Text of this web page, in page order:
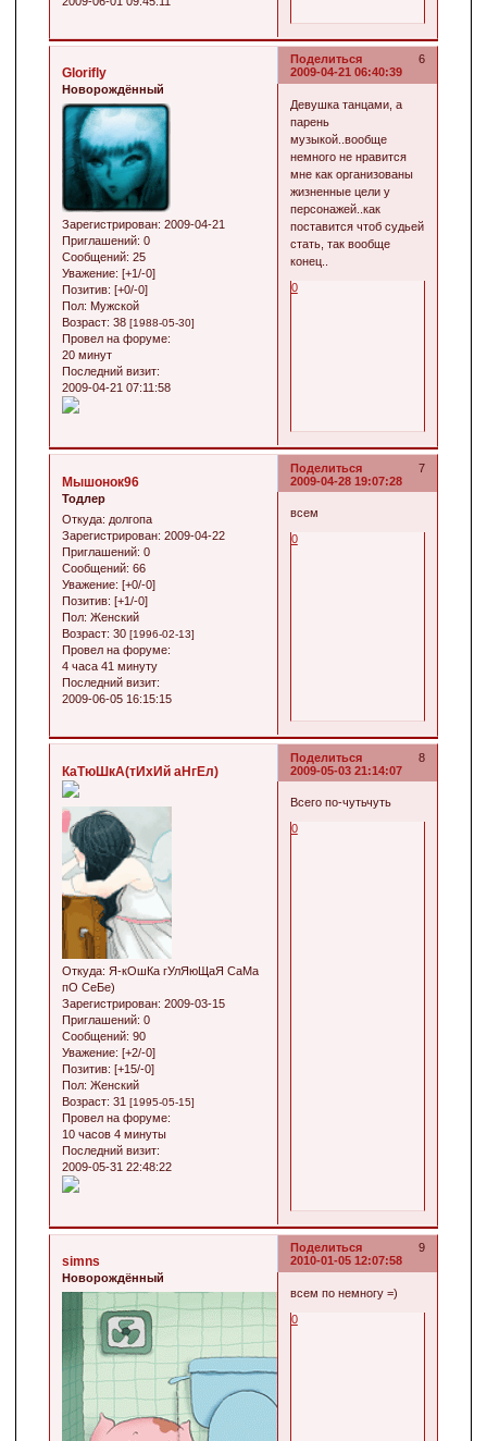
Поделиться
6
2009-04-21 06:40:39
Glorifly
Новорождённый
Зарегистрирован: 2009-04-21
Приглашений: 0
Сообщений: 25
Уважение: [+1/-0]
Позитив: [+0/-0]
Пол: Мужской
Возраст: 38 [1988-05-30]
Провел на форуме:
20 минут
Последний визит:
2009-04-21 07:11:58
Девушка танцами, а
парень
музыкой..вообще
немного не нравится
мне как организованы
жизненные цели у
персонажей..как
поставится чтоб судьей
стать, так вообще
конец..
0
Поделиться
7
2009-04-28 19:07:28
Мышонок96
Тодлер
Откуда: долгопа
Зарегистрирован: 2009-04-22
Приглашений: 0
Сообщений: 66
Уважение: [+0/-0]
Позитив: [+1/-0]
Пол: Женский
Возраст: 30 [1996-02-13]
Провел на форуме:
4 часа 41 минуту
Последний визит:
2009-06-05 16:15:15
всем
0
Поделиться
8
2009-05-03 21:14:07
КаТюШкА(тИхИй аНгЕл)
Откуда: Я-кОшКа гУлЯюЩаЯ СаМа
пО СеБе)
Зарегистрирован: 2009-03-15
Приглашений: 0
Сообщений: 90
Уважение: [+2/-0]
Позитив: [+15/-0]
Пол: Женский
Возраст: 31 [1995-05-15]
Провел на форуме:
10 часов 4 минуты
Последний визит:
2009-05-31 22:48:22
Всего по-чутьчуть
0
Поделиться
9
2010-01-05 12:07:58
simns
Новорождённый
всем по немногу =)
0